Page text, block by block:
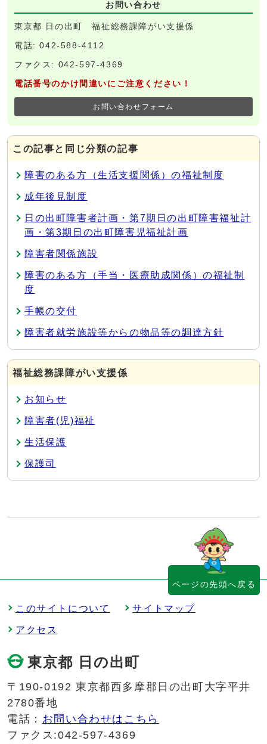
お問い合わせ
東京都 日の出町 福祉総務課障がい支援係
電話: 042-588-4112
ファクス: 042-597-4369
電話番号のかけ間違いにご注意ください！
お問い合わせフォーム
この記事と同じ分類の記事
障害のある方（生活支援関係）の福祉制度
成年後見制度
日の出町障害者計画・第7期日の出町障害福祉計
画・第3期日の出町障害児福祉計画
障害者関係施設
障害のある方（手当・医療助成関係）の福祉制
度
手帳の交付
障害者就労施設等からの物品等の調達方針
福祉総務課障がい支援係
お知らせ
障害者(児)福祉
生活保護
保護司
このサイトについて サイトマップ
アクセス
東京都 日の出町
〒190-0192 東京都西多摩郡日の出町大字平井
2780番地
電話： お問い合わせはこちら
ファクス:042-597-4369
ページの先頭へ戻る